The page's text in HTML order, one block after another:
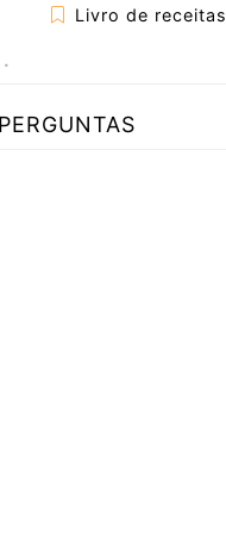
Livro de receitas
PERGUNTAS